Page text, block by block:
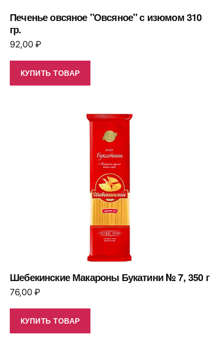
Печенье овсяное "Овсяное" с изюмом 310
гр.
92,00₽
КУПИТЬ ТОВАР
Шебекинские Макароны Букатини № 7, 350 г
76,00₽
КУПИТЬ ТОВАР